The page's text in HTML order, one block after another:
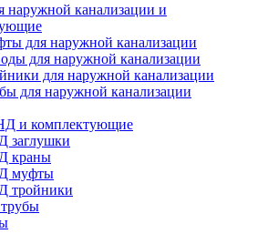
наружной канализации и
для наружной канализации
для наружной канализации
для наружной канализации
для наружной канализации
и комплектующие
заглушки
краны
муфты
тройники